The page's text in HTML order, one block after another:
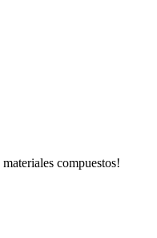
compuestos!